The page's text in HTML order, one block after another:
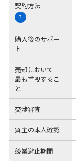
契約方法
?
購入後のサポー
ト
売却において
最も重視するこ
と
交渉審査
買主の本人確認
競業避止期間